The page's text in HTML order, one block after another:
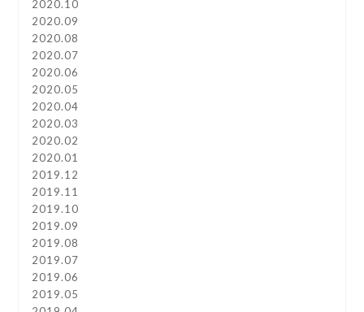
2020.10
2020.09
2020.08
2020.07
2020.06
2020.05
2020.04
2020.03
2020.02
2020.01
2019.12
2019.11
2019.10
2019.09
2019.08
2019.07
2019.06
2019.05